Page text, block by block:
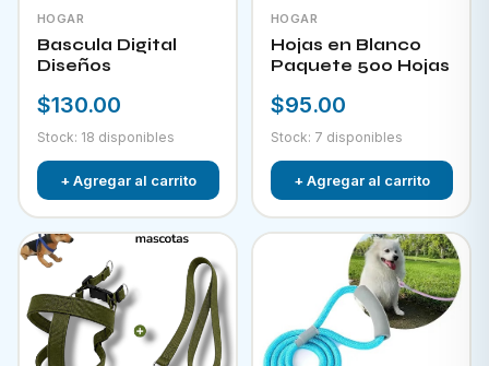
HOGAR
Bascula Digital
Diseños
$130.00
Stock: 18 disponibles
+ Agregar al carrito
HOGAR
Hojas en Blanco
Paquete 500 Hojas
$95.00
Stock: 7 disponibles
+ Agregar al carrito